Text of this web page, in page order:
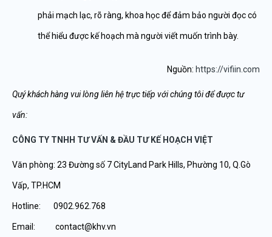
phải mạch lạc, rõ ràng, khoa học để đảm bảo người đọc có
thể hiểu được kế hoạch mà người viết muốn trình bày.
Nguồn: https://vifiin.com
Quý khách hàng vui lòng liên hệ trực tiếp với chúng tôi để được tư
vấn:
CÔNG TY TNHH TƯ VẤN & ĐẦU TƯ KẾ HOẠCH VIỆT
Văn phòng: 23 Đường số 7 CityLand Park Hills, Phường 10, Q.Gò
Vấp, TP.HCM
Hotline: 0902.962.768
Email: contact@khv.vn